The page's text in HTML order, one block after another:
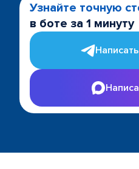
Узнайте точную
в боте за 1 минуту